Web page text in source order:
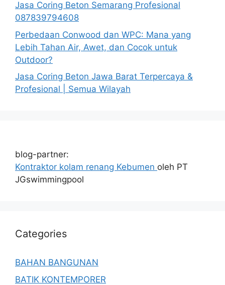
Jasa Coring Beton Semarang Profesional
087839794608
Perbedaan Conwood dan WPC: Mana yang
Lebih Tahan Air, Awet, dan Cocok untuk
Outdoor?
Jasa Coring Beton Jawa Barat Terpercaya &
Profesional | Semua Wilayah
blog-partner:
Kontraktor kolam renang Kebumen oleh PT
JGswimmingpool
Categories
BAHAN BANGUNAN
BATIK KONTEMPORER